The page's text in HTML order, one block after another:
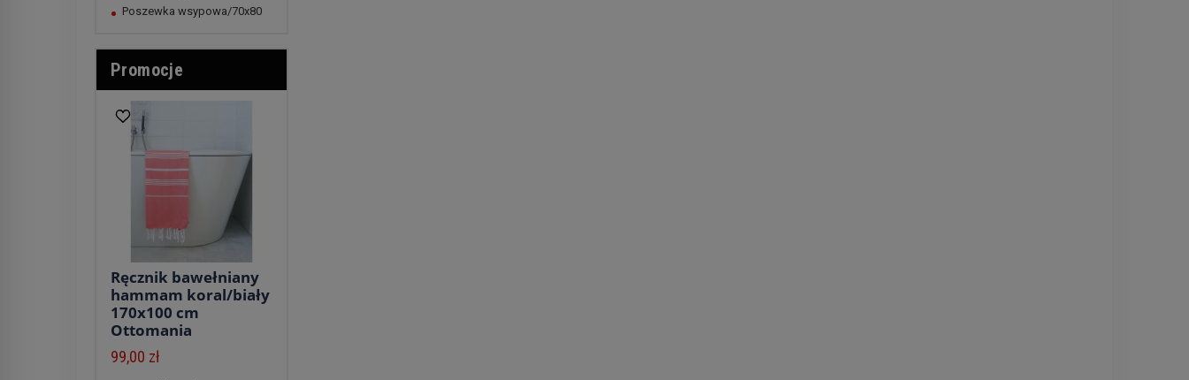
Poszewka wsypowa/70x80
Promocje
Ręcznik bawełniany
hammam koral/biały
170x100 cm
Ottomania
99,00 zł